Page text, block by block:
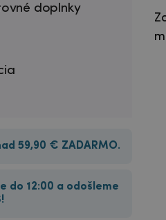
doplnky
59,90 € ZADARMO.
do 12:00 a odošleme